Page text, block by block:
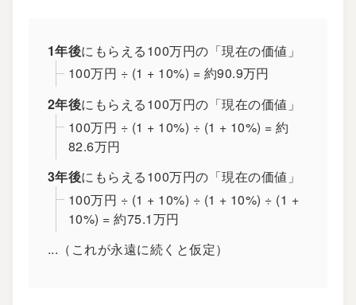
1年後にもらえる100万円の「現在の価値」
100万円 ÷ (1 + 10%) = 約90.9万円
2年後にもらえる100万円の「現在の価値」
100万円 ÷ (1 + 10%) ÷ (1 + 10%) = 約
82.6万円
3年後にもらえる100万円の「現在の価値」
100万円 ÷ (1 + 10%) ÷ (1 + 10%) ÷ (1 +
10%) = 約75.1万円
...（これが永遠に続くと仮定）